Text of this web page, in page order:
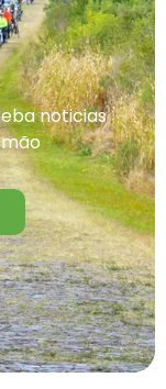
noticias